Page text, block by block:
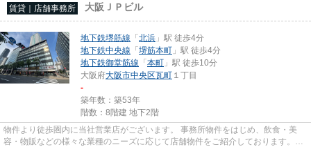
賃貸｜店舗事務所 大阪ＪＰビル
地下鉄堺筋線 「北浜 」駅 徒歩4分
地下鉄中央線 「堺筋本町 」駅 徒歩4分
地下鉄御堂筋線 「本町 」駅 徒歩10分
大阪府大阪市中央区瓦町 １丁目
-
築年数：築53年
階数：8階建 地下2階
物件より徒歩圏内に当社営業店がございます。 事務所物件をはじめ、飲食・美
容・物販などの様々な業種のニーズに応じて店舗物件をご紹介しております。